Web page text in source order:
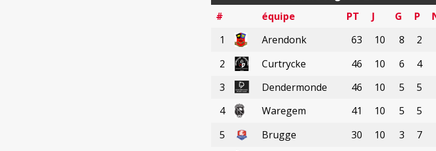
#
équipe PT J G P
1
Arendonk 63 10 8
2
2
Curtrycke 46 10 6
4
3
Dendermonde 46 10 5
5
4
Waregem 41 10 5
5
5
Brugge 30 10 3
7